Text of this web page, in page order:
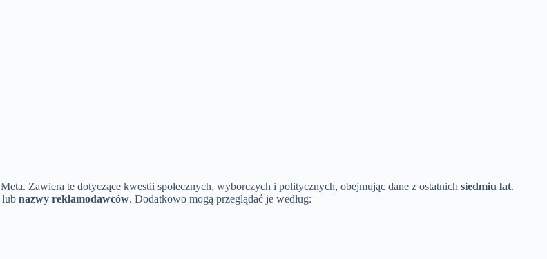
Zawiera te dotyczące kwestii społecznych, wyborczych i politycznych, obejmując dane z ostatnich siedmiu lat.
lub nazwy reklamodawców. Dodatkowo mogą przeglądać je według: